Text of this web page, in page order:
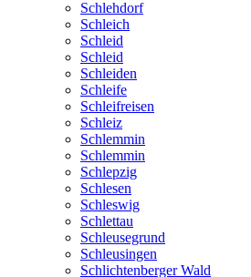
Schlehdorf
Schleich
Schleid
Schleid
Schleiden
Schleife
Schleifreisen
Schleiz
Schlemmin
Schlemmin
Schlepzig
Schlesen
Schleswig
Schlettau
Schleusegrund
Schleusingen
Schlichtenberger Wald